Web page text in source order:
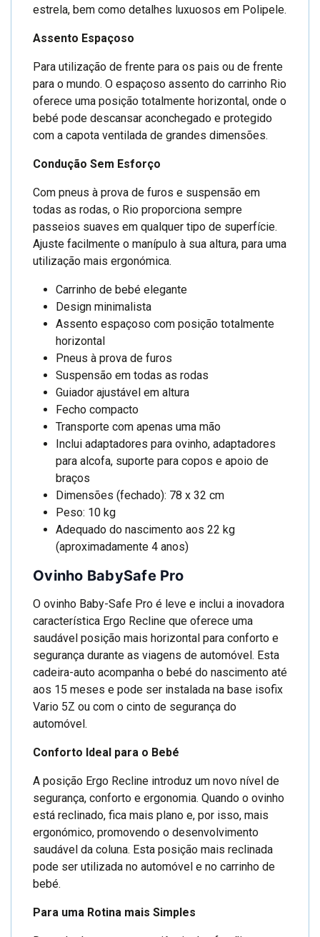
estrela, bem como detalhes luxuosos em Polipele.
Assento Espaçoso
Para utilização de frente para os pais ou de frente
para o mundo. O espaçoso assento do carrinho Rio
oferece uma posição totalmente horizontal, onde o
bebé pode descansar aconchegado e protegido
com a capota ventilada de grandes dimensões.
Condução Sem Esforço
Com pneus à prova de furos e suspensão em
todas as rodas, o Rio proporciona sempre
passeios suaves em qualquer tipo de superfície.
Ajuste facilmente o manípulo à sua altura, para uma
utilização mais ergonómica.
Carrinho de bebé elegante
Design minimalista
Assento espaçoso com posição totalmente
horizontal
Pneus à prova de furos
Suspensão em todas as rodas
Guiador ajustável em altura
Fecho compacto
Transporte com apenas uma mão
Inclui adaptadores para ovinho, adaptadores
para alcofa, suporte para copos e apoio de
braços
Dimensões (fechado): 78 x 32 cm
Peso: 10 kg
Adequado do nascimento aos 22 kg
(aproximadamente 4 anos)
Ovinho BabySafe Pro
O ovinho Baby-Safe Pro é leve e inclui a inovadora
característica Ergo Recline que oferece uma
saudável posição mais horizontal para conforto e
segurança durante as viagens de automóvel. Esta
cadeira-auto acompanha o bebé do nascimento até
aos 15 meses e pode ser instalada na base isofix
Vario 5Z ou com o cinto de segurança do
automóvel.
Conforto Ideal para o Bebé
A posição Ergo Recline introduz um novo nível de
segurança, conforto e ergonomia. Quando o ovinho
está reclinado, fica mais plano e, por isso, mais
ergonómico, promovendo o desenvolvimento
saudável da coluna. Esta posição mais reclinada
pode ser utilizada no automóvel e no carrinho de
bebé.
Para uma Rotina mais Simples